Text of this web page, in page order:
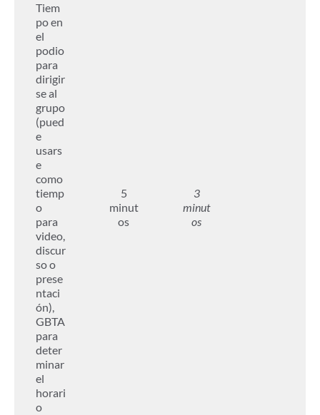
Tiem
po en
el
podio
para
dirigir
se al
grupo
(pued
e
usars
e
como
tiemp
o
para
video,
discur
so o
prese
ntaci
ón),
GBTA
para
deter
minar
el
horari
o
5
minut
os
3
minut
os